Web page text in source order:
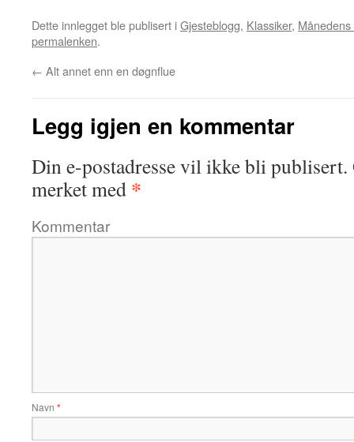
Dette innlegget ble publisert iGjesteblogg, Klassiker,
permalenken.
← Alt annet enn en døgnflue
Legg igjen en kommentar
Din e-postadresse vil ikke bli publisert.
merket med *
Kommentar
Navn *